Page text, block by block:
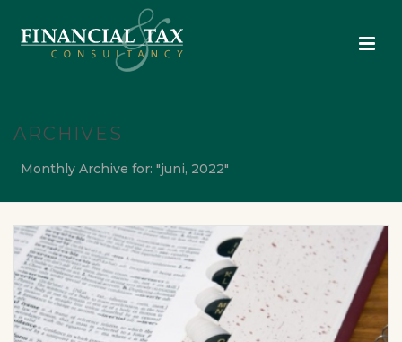
ARCHIVES
Monthly Archive for: "juni, 2022"